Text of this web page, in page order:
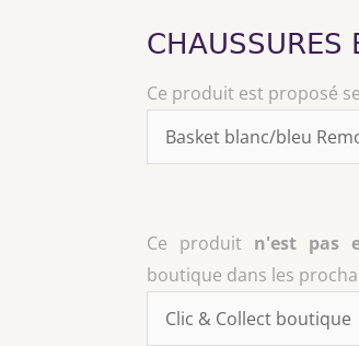
CHAUSSURES
Ce produit est proposé
Ce produit n'est pas
boutique dans les